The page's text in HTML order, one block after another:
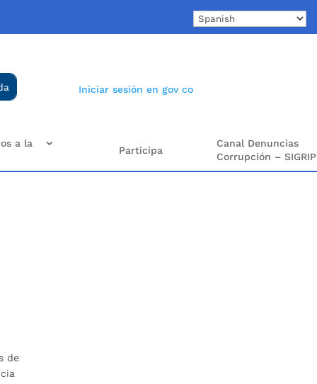
Iniciar sesión en gov co
a la
Participa
Canal Denuncias
Corrupción – SIGRIP
de